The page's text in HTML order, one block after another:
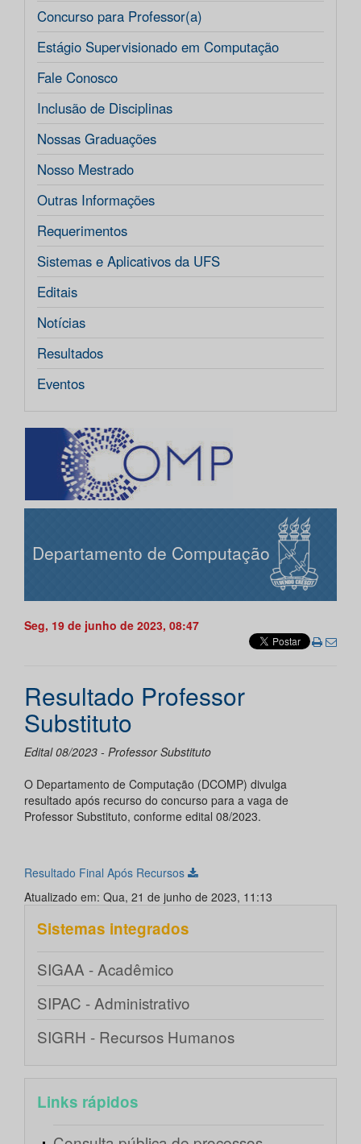
Concurso para Professor(a)
Estágio Supervisionado em Computação
Fale Conosco
Inclusão de Disciplinas
Nossas Graduações
Nosso Mestrado
Outras Informações
Requerimentos
Sistemas e Aplicativos da UFS
Editais
Notícias
Resultados
Eventos
Departamento de Computação
Seg, 19 de junho de 2023, 08:47
Resultado Professor
Substituto
Edital 08/2023 - Professor Substituto
O Departamento de Computação (DCOMP) divulga
resultado após recurso do concurso para a vaga de
Professor Substituto, conforme edital 08/2023.
Resultado Final Após Recursos
Atualizado em: Qua, 21 de junho de 2023, 11:13
Sistemas integrados
SIGAA - Acadêmico
SIPAC - Administrativo
SIGRH - Recursos Humanos
Links rápidos